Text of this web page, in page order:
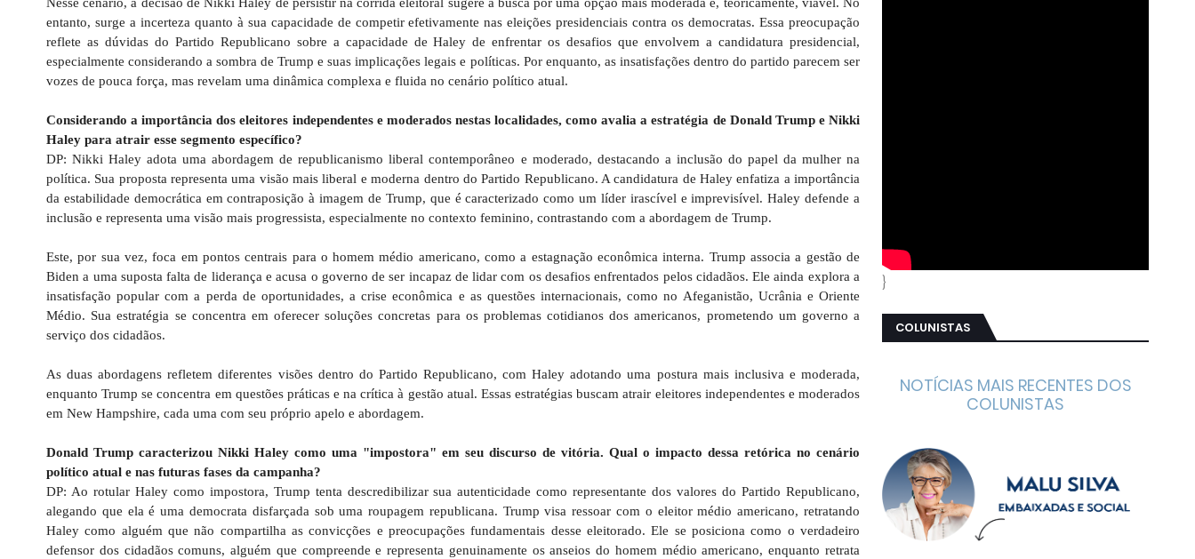
entanto, surge a incerteza quanto à sua capacidade de competir efetivamente nas eleições presidenciais contra os democratas. Essa preocupação
reflete as dúvidas do Partido Republicano sobre a capacidade de Haley de enfrentar os desafios que envolvem a candidatura presidencial,
especialmente considerando a sombra de Trump e suas implicações legais e políticas. Por enquanto, as insatisfações dentro do partido parecem ser
vozes de pouca força, mas revelam uma dinâmica complexa e fluida no cenário político atual.
Considerando a importância dos eleitores independentes e moderados nestas localidades, como avalia a estratégia de Donald Trump e Nikki
Haley para atrair esse segmento específico?
DP: Nikki Haley adota uma abordagem de republicanismo liberal contemporâneo e moderado, destacando a inclusão do papel da mulher na
política. Sua proposta representa uma visão mais liberal e moderna dentro do Partido Republicano. A candidatura de Haley enfatiza a importância
da estabilidade democrática em contraposição à imagem de Trump, que é caracterizado como um líder irascível e imprevisível. Haley defende a
inclusão e representa uma visão mais progressista, especialmente no contexto feminino, contrastando com a abordagem de Trump.
Este, por sua vez, foca em pontos centrais para o homem médio americano, como a estagnação econômica interna. Trump associa a gestão de
Biden a uma suposta falta de liderança e acusa o governo de ser incapaz de lidar com os desafios enfrentados pelos cidadãos. Ele ainda explora a
insatisfação popular com a perda de oportunidades, a crise econômica e as questões internacionais, como no Afeganistão, Ucrânia e Oriente
Médio. Sua estratégia se concentra em oferecer soluções concretas para os problemas cotidianos dos americanos, prometendo um governo a
serviço dos cidadãos.
As duas abordagens refletem diferentes visões dentro do Partido Republicano, com Haley adotando uma postura mais inclusiva e moderada,
enquanto Trump se concentra em questões práticas e na crítica à gestão atual. Essas estratégias buscam atrair eleitores independentes e moderados
em New Hampshire, cada uma com seu próprio apelo e abordagem.
Donald Trump caracterizou Nikki Haley como uma "impostora" em seu discurso de vitória. Qual o impacto dessa retórica no cenário
político atual e nas futuras fases da campanha?
DP: Ao rotular Haley como impostora, Trump tenta descredibilizar sua autenticidade como representante dos valores do Partido Republicano,
alegando que ela é uma democrata disfarçada sob uma roupagem republicana. Trump visa ressoar com o eleitor médio americano, retratando
Haley como alguém que não compartilha as convicções e preocupações fundamentais desse eleitorado. Ele se posiciona como o verdadeiro
defensor dos cidadãos comuns, alguém que compreende e representa genuinamente os anseios do homem médio americano, enquanto retrata
}
COLUNISTAS
NOTÍCIAS MAIS RECENTES DOS
COLUNISTAS